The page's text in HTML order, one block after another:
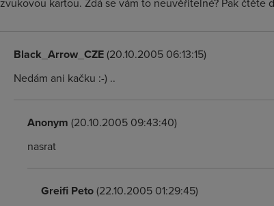
Black_Arrow_CZE(20.10.2005 06:13:15)
Nedám ani kačku :-) ..
Anonym (20.10.2005 09:43:40)
nasrat
Greifi Peto(22.10.2005 01:29:45)